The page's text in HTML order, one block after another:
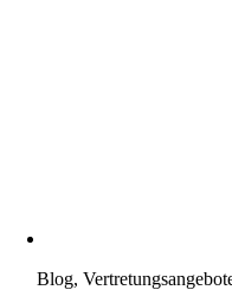
Blog,